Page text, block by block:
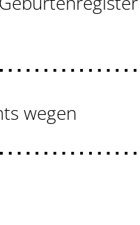
wegen